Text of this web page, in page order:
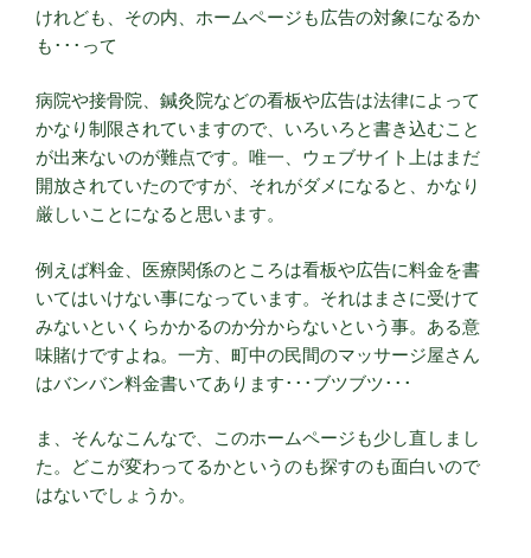
けれども、その内、ホームページも広告の対象になるか
も･･･って
病院や接骨院、鍼灸院などの看板や広告は法律によって
かなり制限されていますので、いろいろと書き込むこと
が出来ないのが難点です。唯一、ウェブサイト上はまだ
開放されていたのですが、それがダメになると、かなり
厳しいことになると思います。
例えば料金、医療関係のところは看板や広告に料金を書
いてはいけない事になっています。それはまさに受けて
みないといくらかかるのか分からないという事。ある意
味賭けですよね。一方、町中の民間のマッサージ屋さん
はバンバン料金書いてあります･･･ブツブツ･･･
ま、そんなこんなで、このホームページも少し直しまし
た。どこが変わってるかというのも探すのも面白いので
はないでしょうか。